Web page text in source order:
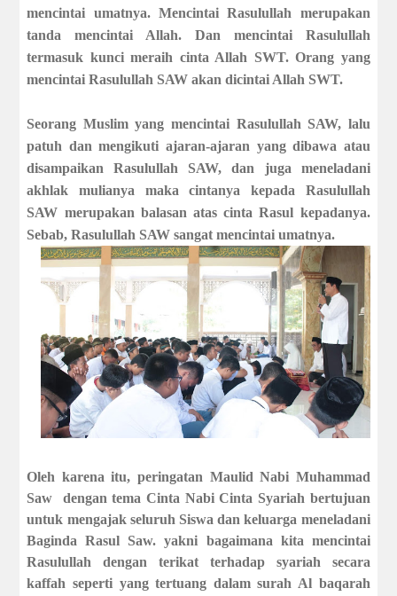
mencintai umatnya. Mencintai Rasulullah merupakan
tanda mencintai Allah. Dan mencintai Rasulullah
termasuk kunci meraih cinta Allah SWT. Orang yang
mencintai Rasulullah SAW akan dicintai Allah SWT.
Seorang Muslim yang mencintai Rasulullah SAW, lalu
patuh dan mengikuti ajaran-ajaran yang dibawa atau
disampaikan Rasulullah SAW, dan juga meneladani
akhlak mulianya maka cintanya kepada Rasulullah
SAW merupakan balasan atas cinta Rasul kepadanya.
Sebab, Rasulullah SAW sangat mencintai umatnya.
Oleh karena itu, peringatan Maulid Nabi Muhammad
Saw dengan tema Cinta Nabi Cinta Syariah bertujuan
untuk mengajak seluruh Siswa dan keluarga meneladani
Baginda Rasul Saw. yakni bagaimana kita mencintai
Rasulullah dengan terikat terhadap syariah secara
kaffah seperti yang tertuang dalam surah Al baqarah